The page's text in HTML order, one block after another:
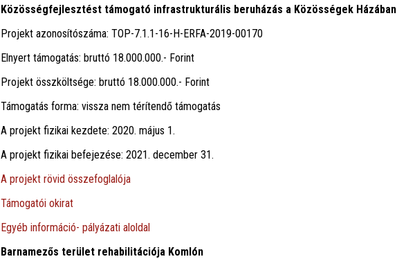
Közösségfejlesztést támogató infrastrukturális beruházás a Közösségek Házában
Projekt azonosítószáma: TOP-7.1.1-16-H-ERFA-2019-00170
Elnyert támogatás: bruttó 18.000.000.- Forint
Projekt összköltsége: bruttó 18.000.000.- Forint
Támogatás forma: vissza nem térítendő támogatás
A projekt fizikai kezdete: 2020. május 1.
A projekt fizikai befejezése: 2021. december 31.
A projekt rövid összefoglalója
Támogatói okirat
Egyéb információ- pályázati aloldal
Barnamezős terület rehabilitációja Komlón